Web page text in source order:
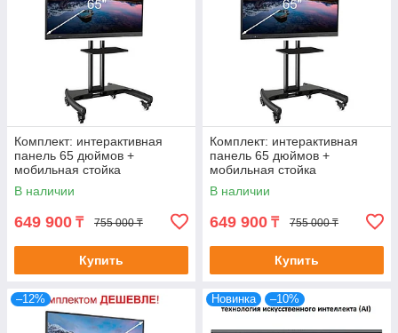
Комплект: интерактивная
панель 65 дюймов +
мобильная стойка
В наличии
649 900 ₸ 755 000 ₸
Купить
Комплект: интерактивная
панель 65 дюймов +
мобильная стойка
В наличии
649 900 ₸ 755 000 ₸
Купить
–12% Новинка –10%